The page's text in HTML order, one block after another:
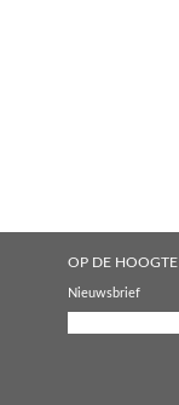
OP DE HOOGTE
Nieuwsbrief